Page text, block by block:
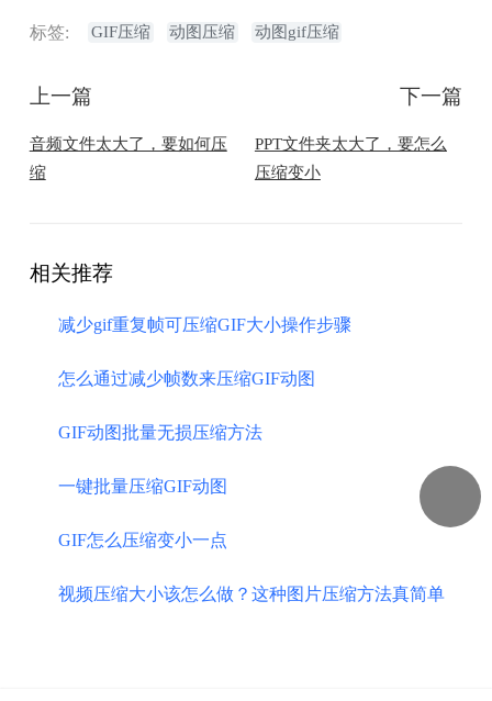
标签: GIF压缩 动图压缩 动图gif压缩
上一篇
音频文件太大了，要如何压
缩
下一篇
PPT文件夹太大了，要怎么
压缩变小
相关推荐
减少gif重复帧可压缩GIF大小操作步骤
怎么通过减少帧数来压缩GIF动图
GIF动图批量无损压缩方法
一键批量压缩GIF动图
GIF怎么压缩变小一点
视频压缩大小该怎么做？这种图片压缩方法真简单